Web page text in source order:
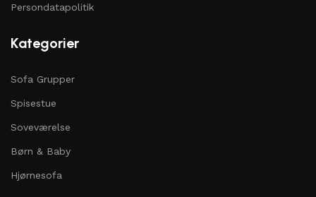
Persondatapolitik
Kategorier
Sofa Grupper
Spisestue
Soveværelse
Børn & Baby
Hjørnesofa